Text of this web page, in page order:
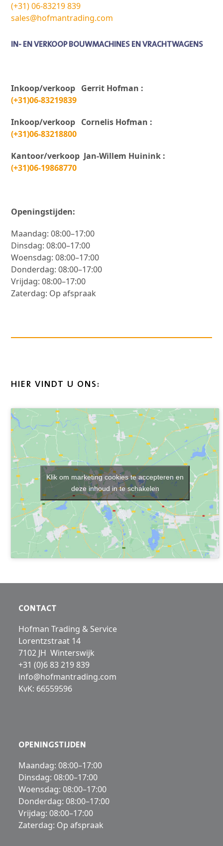
(+31) 06-83219 839
sales@hofmantrading.com
IN- EN VERKOOP BOUWMACHINES EN VRACHTWAGENS
Inkoop/verkoop Gerrit Hofman :
(+31)06-83219839
Inkoop/verkoop Cornelis Hofman :
(+31)06-83218800
Kantoor/verkoop Jan-Willem Huinink :
(+31)06-19868770
Openingstijden:
Maandag: 08:00–17:00
Dinsdag: 08:00–17:00
Woensdag: 08:00–17:00
Donderdag: 08:00–17:00
Vrijdag: 08:00–17:00
Zaterdag: Op afspraak
HIER VINDT U ONS:
Klik om marketing cookies te accepteren en
deze inhoud in te schakelen
CONTACT
Hofman Trading & Service
Lorentzstraat 14
7102 JH Winterswijk
+31 (0)6 83 219 839
info@hofmantrading.com
KvK: 66559596
OPENINGSTIJDEN
Maandag: 08:00–17:00
Dinsdag: 08:00–17:00
Woensdag: 08:00–17:00
Donderdag: 08:00–17:00
Vrijdag: 08:00–17:00
Zaterdag: Op afspraak